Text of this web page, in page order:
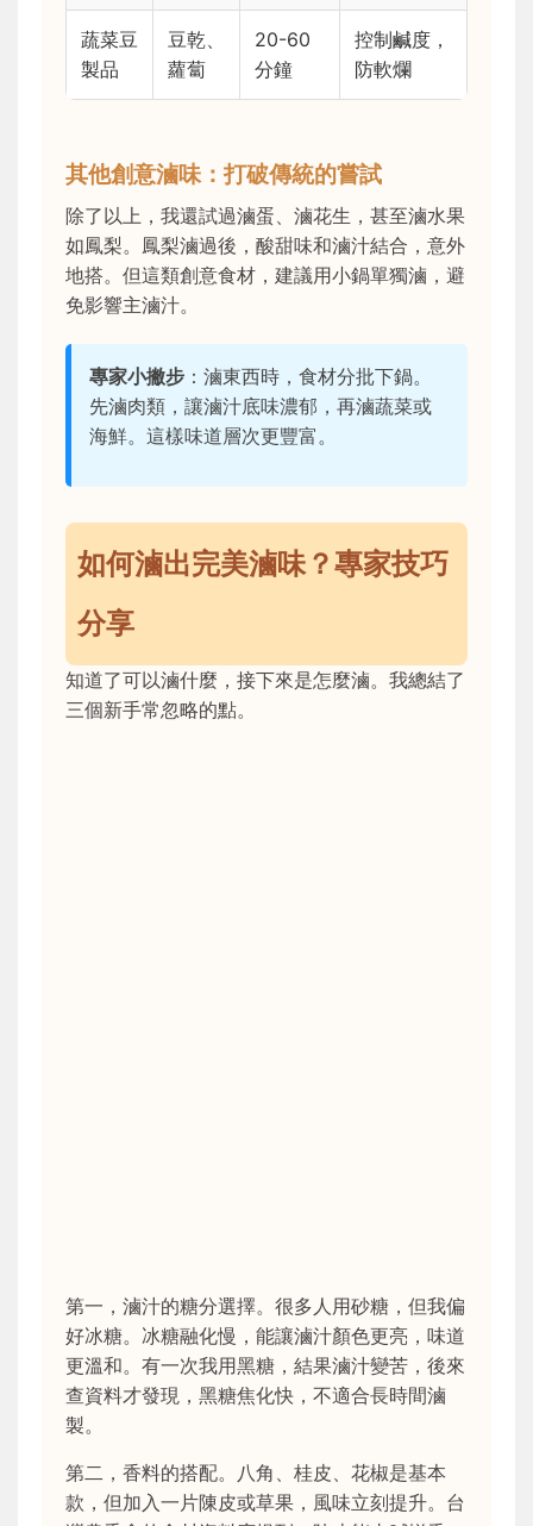
蔬菜豆
製品
豆乾、
蘿蔔
20-60
分鐘
控制鹹度，
防軟爛
其他創意滷味：打破傳統的嘗試
除了以上，我還試過滷蛋、滷花生，甚至滷水果
如鳳梨。鳳梨滷過後，酸甜味和滷汁結合，意外
地搭。但這類創意食材，建議用小鍋單獨滷，避
免影響主滷汁。
專家小撇步 ：滷東西時，食材分批下鍋。
先滷肉類，讓滷汁底味濃郁，再滷蔬菜或
海鮮。這樣味道層次更豐富。
如何滷出完美滷味？專家技巧
分享
知道了可以滷什麼，接下來是怎麼滷。我總結了
三個新手常忽略的點。
第一，滷汁的糖分選擇。很多人用砂糖，但我偏
好冰糖。冰糖融化慢，能讓滷汁顏色更亮，味道
更溫和。有一次我用黑糖，結果滷汁變苦，後來
查資料才發現，黑糖焦化快，不適合長時間滷
製。
第二，香料的搭配。八角、桂皮、花椒是基本
款，但加入一片陳皮或草果，風味立刻提升。台